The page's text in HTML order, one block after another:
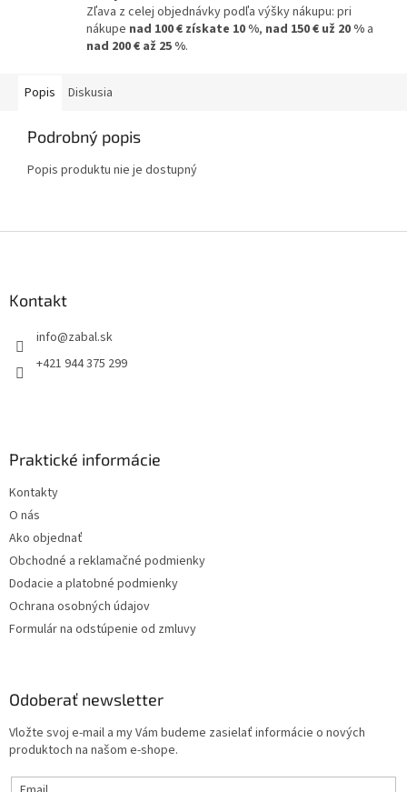
Zľava z celej objednávky podľa výšky nákupu: pri
nákupe nad 100 € získate 10 %, nad 150 € už 20 % a
nad 200 € až 25 %.
Popis Diskusia
Podrobný popis
Popis produktu nie je dostupný
Kontakt
info@zabal.sk
+421 944 375 299
Praktické informácie
Kontakty
O nás
Ako objednať
Obchodné a reklamačné podmienky
Dodacie a platobné podmienky
Ochrana osobných údajov
Formulár na odstúpenie od zmluvy
Odoberať newsletter
Vložte svoj e-mail a my Vám budeme zasielať informácie o nových
produktoch na našom e-shope.